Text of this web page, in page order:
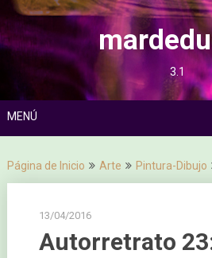
Saltar
contenido
3.1
MENÚ
Página de Inicio Arte Pintura-Dibujo
13/04/2016
Autorretrato